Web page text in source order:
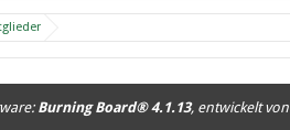
Burning Board® 4.1.13, entwickelt von